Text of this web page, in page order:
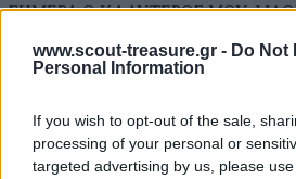
www.scout-treasure.gr - Do Not
Personal Information
If you wish to opt-out of the sale,
processing of your personal or
targeted advertising by us, please
ΣΗΜΕΡΑ Ο ΚΑΛΥΤΕΡΟΣ ΜΟΥ
Αυτός που τον είχε χαστουκίσει και στη
πάνω στην πέτρα. Γιατί?
Ο άλλος φίλος απάντησε :